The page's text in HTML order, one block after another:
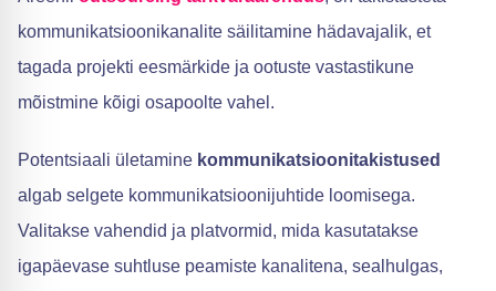
kommunikatsioonikanalite säilitamine hädavajalik, et
tagada projekti eesmärkide ja ootuste vastastikune
mõistmine kõigi osapoolte vahel.
Potentsiaali ületamine kommunikatsioonitakistused
algab selgete kommunikatsioonijuhtide loomisega.
Valitakse vahendid ja platvormid, mida kasutatakse
igapäevase suhtluse peamiste kanalitena, sealhulgas,